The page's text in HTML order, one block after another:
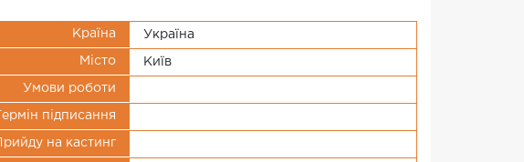
Країна Україна
Місто Київ
Умови роботи
Термін підписання
Прийду на кастинг